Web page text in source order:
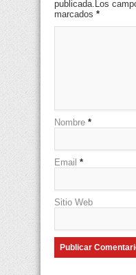
publicada.Los
marcados *
Nombre *
Email *
Sitio Web